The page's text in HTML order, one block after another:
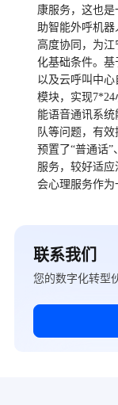
康服务，这也
助智能外呼机
高度协同，为
化基础条件。基
以及云呼叫中
模块，实现
能语音通讯系
队等问题，有
预置了“普通话”
服务，较好适
会心理服务作为
联系我们
您的数字化转型